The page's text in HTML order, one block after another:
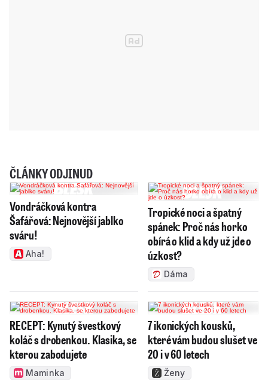
ČLÁNKY ODJINUD
Vondráčková kontra
Šafářová: Nejnovější jablko
sváru!
Aha!
Tropické noci a špatný
spánek: Proč nás horko
obírá o klid a kdy už jde o
úzkost?
Dáma
RECEPT: Kynutý švestkový
koláč s drobenkou. Klasika, se
kterou zabodujete
Maminka
7 ikonických kousků,
které vám budou slušet ve
20 i v 60 letech
Ženy